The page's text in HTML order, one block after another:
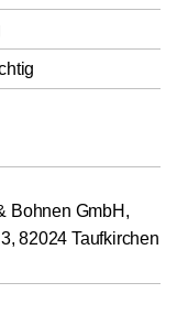
Bohnen GmbH,
82024 Taufkirchen